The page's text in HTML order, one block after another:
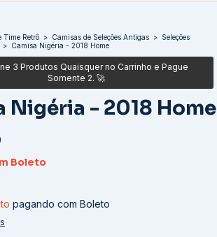
Time Retrô > Camisas de Seleções Antigas > Seleções
> Camisa Nigéria - 2018 Home
Nigéria - 2018 Home
Boleto
pagando com Boleto